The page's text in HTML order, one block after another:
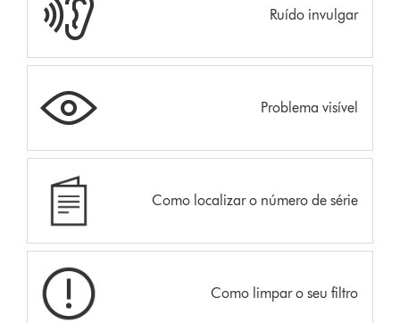
Ruído invulgar
Problema visível
Como localizar o número de série
Como limpar o seu filtro